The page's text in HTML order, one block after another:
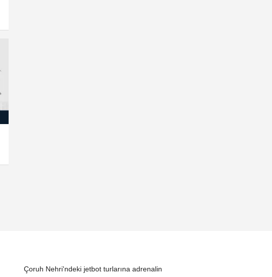
Çoruh Nehri'ndeki jetbot turlarına adrenalin